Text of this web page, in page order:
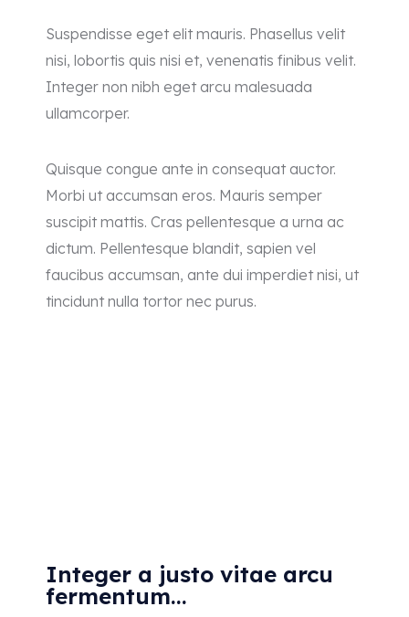
Suspendisse eget elit mauris. Phasellus velit
nisi, lobortis quis nisi et, venenatis finibus velit.
Integer non nibh eget arcu malesuada
ullamcorper.
Quisque congue ante in consequat auctor.
Morbi ut accumsan eros. Mauris semper
suscipit mattis. Cras pellentesque a urna ac
dictum. Pellentesque blandit, sapien vel
faucibus accumsan, ante dui imperdiet nisi, ut
tincidunt nulla tortor nec purus.
Integer a justo vitae arcu
fermentum...